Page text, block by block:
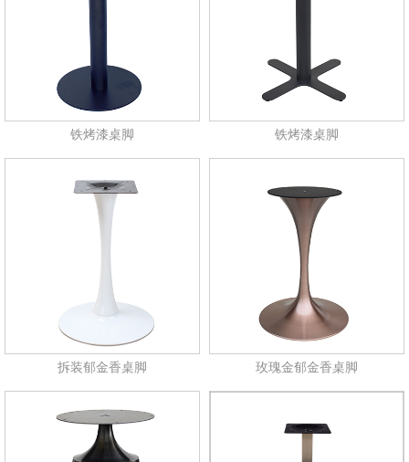
铁烤漆桌脚 铁烤漆桌脚
拆装郁金香桌脚 玫瑰金郁金香桌脚